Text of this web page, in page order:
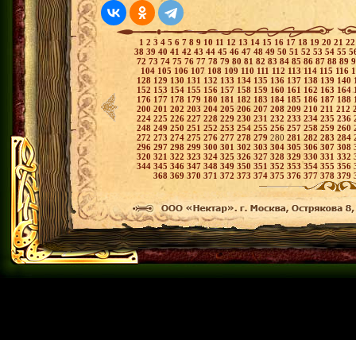
1 2 3 4 5 6 7 8 9 10 11 12 13 14 15 16 17 18 19 20 21
38 39 40 41 42 43 44 45 46 47 48 49 50 51 52 53 54 55
72 73 74 75 76 77 78 79 80 81 82 83 84 85 86 87 88 89
104 105 106 107 108 109 110 111 112 113114 115 116
128 129 130 131 132 133 134 135 136 137 138 139 140
152 153 154 155 156 157 158 159 160 161 162 163 164
176 177 178 179 180 181 182 183 184 185 186 187 188
200 201 202 203 204 205206 207 208 209 210 211 212
224 225 226 227 228 229 230 231 232 233 234 235 236
248 249 250 251 252 253 254 255 256 257 258 259 260
272 273 274 275 276 277 278 279 280 281 282 283 284
296 297 298 299 300 301 302 303 304 305 306 307 308
320 321 322 323 324 325 326 327 328 329 330 331 332
344 345 346 347 348 349 350 351 352 353354 355 356
368 369 370 371 372 373 374 375 376 377 378 379